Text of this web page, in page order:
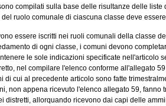
compilati sulla base delle risultanze delle liste
ruolo comunale di ciascuna classe deve
essere iscritti nei ruoli comunali della classe
di ogni classe, i comuni devono
le sole indicazioni specificate nell'articolo
nel compilare l'elenco conforme all'allegato
cui al precedente articolo sono fatte
non appena ricevuto l'elenco allegato 59, fanno
allorquando ricevono dai capi delle